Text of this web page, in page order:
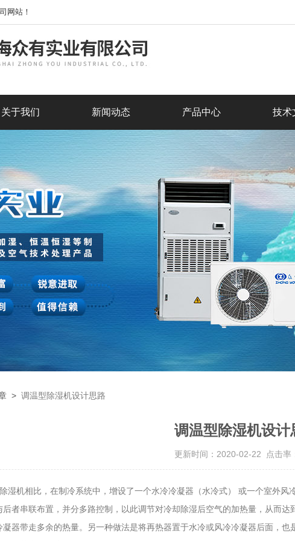
网站！
关于我们 新闻动态 产品中心 技术
> 调温型除湿机设计思路
调温型除湿机设计
更新时间：2020-02-22 点击率
湿机相比，在制冷系统中，增设了一个水冷冷凝器（水冷式） 或一个室外
者串联布置，并分多路控制，以此调节对冷却除湿后空气的加热量，从而
器带走多余的热量。另一种做法是将再热器置于水冷或风冷冷凝器后面，